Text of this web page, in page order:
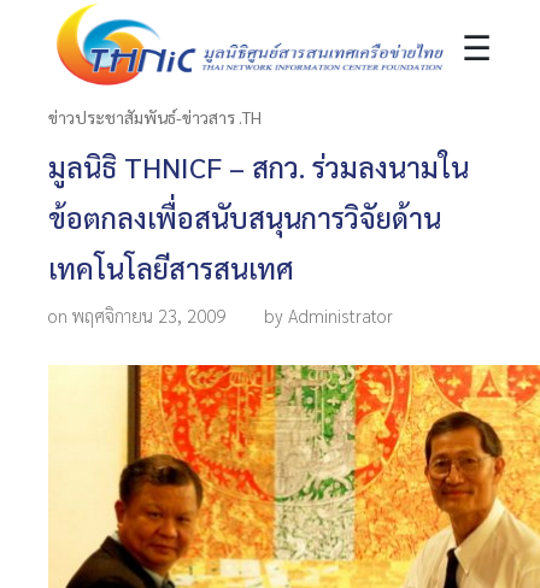
☰
ข่าวประชาสัมพันธ์-ข่าวสาร .TH
มูลนิธิ THNICF – สกว. ร่วมลงนามใน
ข้อตกลงเพื่อสนับสนุนการวิจัยด้าน
เทคโนโลยีสารสนเทศ
on พฤศจิกายน 23, 2009 by Administrator